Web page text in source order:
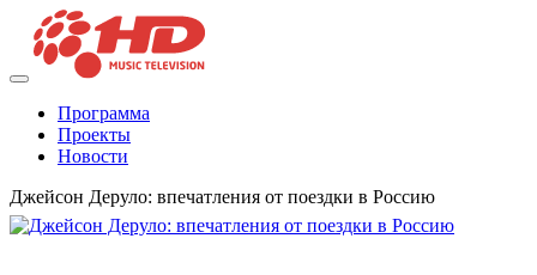
Программа
Проекты
Новости
Джейсон Деруло: впечатления от поездки в Россию